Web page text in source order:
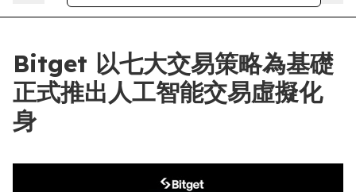
Bitget 以七大交易策略為基礎
正式推出人工智能交易虛擬化
身